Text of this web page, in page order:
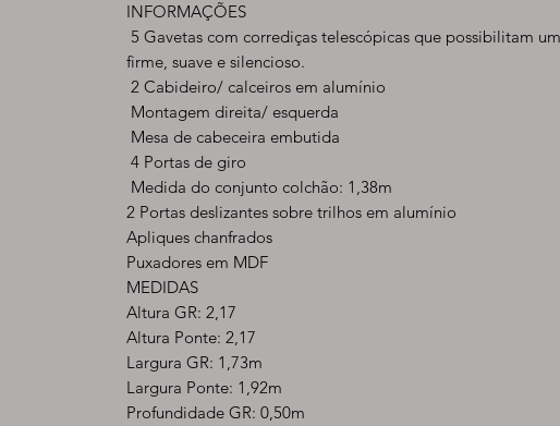
INFORMAÇÕES
5 Gavetas com corrediças telescópicas que possibilitam
firme, suave e silencioso.
2 Cabideiro/ calceiros em alumínio
Montagem direita/ esquerda
Mesa de cabeceira embutida
4 Portas de giro
Medida do conjunto colchão: 1,38m
2 Portas deslizantes sobre trilhos em alumínio
Apliques chanfrados
Puxadores em MDF
MEDIDAS
Altura GR: 2,17
Altura Ponte: 2,17
Largura GR: 1,73m
Largura Ponte: 1,92m
Profundidade GR: 0,50m